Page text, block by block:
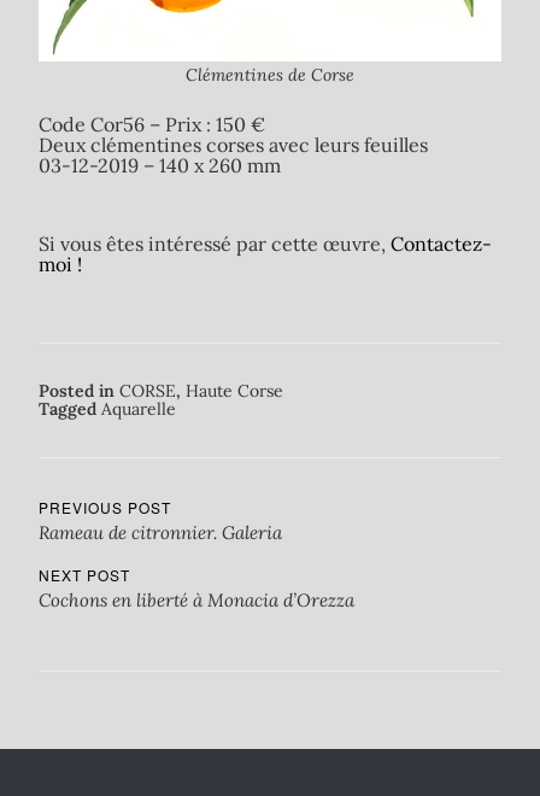
Clémentines de Corse
Code Cor56 – Prix : 150 €
Deux clémentines corses avec leurs feuilles
03-12-2019 – 140 x 260 mm
Si vous êtes intéressé par cette œuvre, Contactez-
moi !
Posted in CORSE, Haute Corse
Tagged Aquarelle
PREVIOUS POST
Rameau de citronnier. Galeria
NEXT POST
Cochons en liberté à Monacia d’Orezza